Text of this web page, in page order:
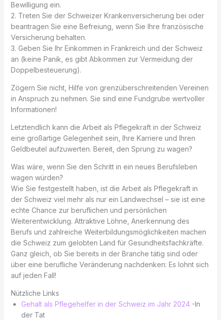
Bewilligung ein.
2. Treten Sie der Schweizer Krankenversicherung bei oder
beantragen Sie eine Befreiung, wenn Sie Ihre französische
Versicherung behalten.
3. Geben Sie Ihr Einkommen in Frankreich und der Schweiz
an (keine Panik, es gibt Abkommen zur Vermeidung der
Doppelbesteuerung).
Zögern Sie nicht, Hilfe von grenzüberschreitenden Vereinen
in Anspruch zu nehmen. Sie sind eine Fundgrube wertvoller
Informationen!
Letztendlich kann die Arbeit als Pflegekraft in der Schweiz
eine großartige Gelegenheit sein, Ihre Karriere und Ihren
Geldbeutel aufzuwerten. Bereit, den Sprung zu wagen?
Was wäre, wenn Sie den Schritt in ein neues Berufsleben
wagen würden?
Wie Sie festgestellt haben, ist die Arbeit als Pflegekraft in
der Schweiz viel mehr als nur ein Landwechsel – sie ist eine
echte Chance zur beruflichen und persönlichen
Weiterentwicklung. Attraktive Löhne, Anerkennung des
Berufs und zahlreiche Weiterbildungsmöglichkeiten machen
die Schweiz zum gelobten Land für Gesundheitsfachkräfte.
Ganz gleich, ob Sie bereits in der Branche tätig sind oder
über eine berufliche Veränderung nachdenken: Es lohnt sich
auf jeden Fall!
Nützliche Links
Gehalt als Pflegehelfer in der Schweiz im Jahr 2024-In
der Tat